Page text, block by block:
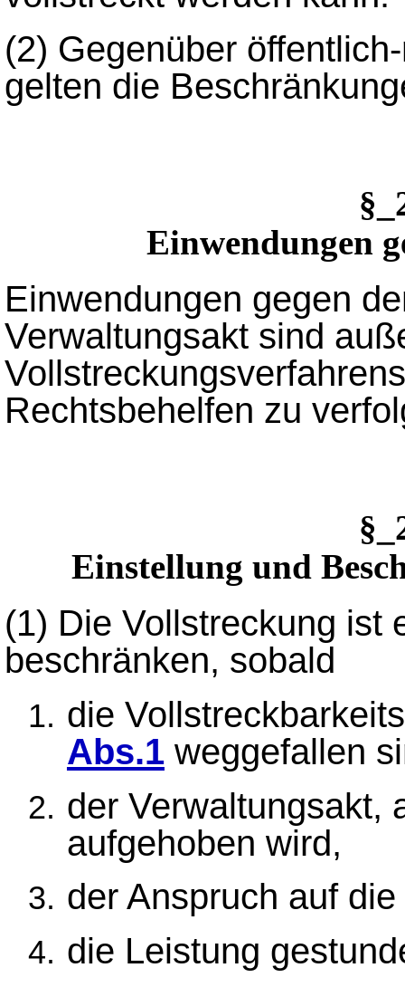
(2) Gegenüber
gelten die
Einwendungen
Einwendungen gegen
Verwaltungsakt sind
Rechtsbehelfen zu
Einstellung und
(1) Die Vollstreckung ist
beschränken, sobald
die
Abs.1weggefallen
der Verwaltungsakt,
aufgehoben wird,
der Anspruch auf
die Leistung